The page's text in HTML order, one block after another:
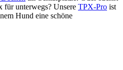
für unterwegs? Unsere TPX-Pro ist
Hund eine schöne